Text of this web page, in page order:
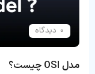
0 دیدگاه
مدل OSI چیست؟